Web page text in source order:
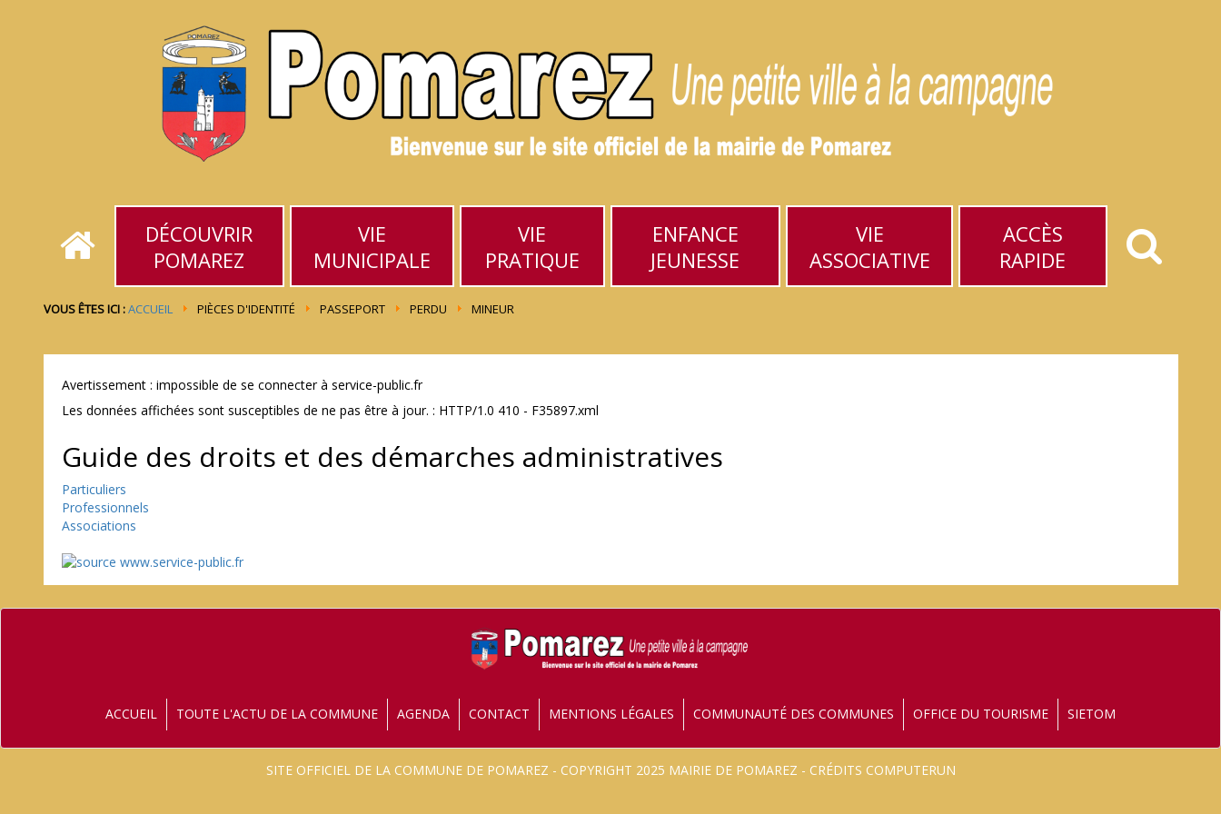
DÉCOUVRIR
POMAREZ
VIE
MUNICIPALE
VIE
PRATIQUE
ENFANCE
JEUNESSE
VIE
ASSOCIATIVE
ACCÈS
RAPIDE
VOUS ÊTES ICI :ACCUEIL PIÈCES D'IDENTITÉ PASSEPORT PERDU MINEUR
Avertissement : impossible de se connecter à service-public.fr
Les données affichées sont susceptibles de ne pas être à jour. : HTTP/1.0 410 - F35897.xml
Guide des droits et des démarches administratives
Particuliers
Professionnels
Associations
ACCUEIL TOUTE L'ACTU DE LA COMMUNE AGENDA CONTACT MENTIONS LÉGALES COMMUNAUTÉ DES COMMUNES OFFICE DU TOURISME SIETOM
SITE OFFICIEL DE LA COMMUNE DE POMAREZ - COPYRIGHT 2025 MAIRIE DE POMAREZ - CRÉDITS COMPUTERUN